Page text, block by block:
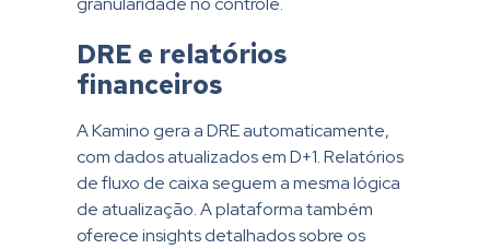
DRE e relatórios
financeiros
A Kamino gera a DRE automaticamente,
com dados atualizados em D+1. Relatórios
de fluxo de caixa seguem a mesma lógica
de atualização. A plataforma também
oferece insights detalhados sobre os